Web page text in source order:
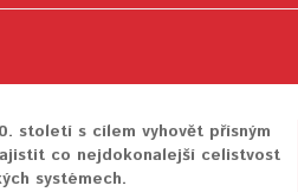
století s cílem vyhovět přísným
co nejdokonalejší celistvost
systémech.